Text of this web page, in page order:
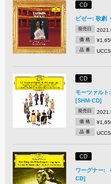
CD
ビゼー: 歌劇
発売日
価 格
品 番
CD
モーツァルト
[SHM-CD]
発売日
価 格
品 番
CD
ワーグナー:
CD]